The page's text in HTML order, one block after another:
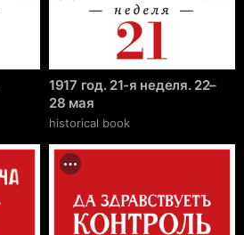
1917 год. 21-я неделя. 22–
28 мая
historical book